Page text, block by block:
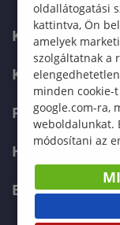
KARUNK
KÉPZÉSEK
ERASMUS+
oldallátogatási
kattintva, Ön
amelyek
szolgáltatnak a
minden cookie-
google.com-ra,
weboldalunkat.
módosítani az